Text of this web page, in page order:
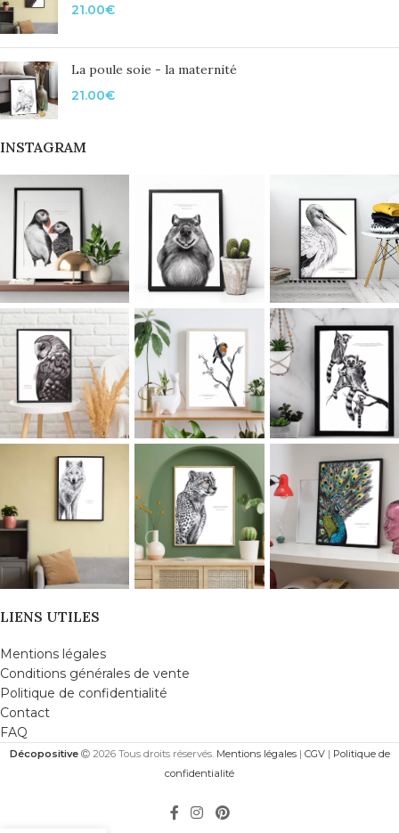
21.00€
La poule soie - la maternité
21.00€
INSTAGRAM
LIENS UTILES
Mentions légales
Conditions générales de vente
Politique de confidentialité
Contact
FAQ
Décopositive 2026 Tous droits réservés. Mentions légales| CGV| Politique de
confidentialité